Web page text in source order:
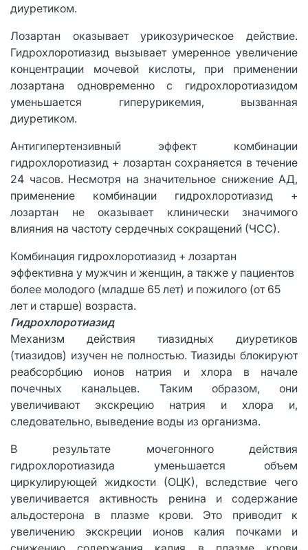
диуретиком.
Лозартан оказывает урикозурическое действие.
Гидрохлоротиазид вызывает умеренное увеличение
концентрации мочевой кислоты, при применении
лозартана одновременно с гидрохлоротиазидом
уменьшается гиперурикемия, вызванная
диуретиком.
Антигипертензивный эффект комбинации
гидрохлоротиазид + лозартан сохраняется в течение
24 часов. Несмотря на значительное снижение АД,
применение комбинации гидрохлоротиазид +
лозартан не оказывает клинически значимого
влияния на частоту сердечных сокращений (ЧСС).
Комбинация гидрохлоротиазид + лозартан
эффективна у мужчин и женщин, а также у пациентов
более молодого (младше 65 лет) и пожилого (от 65
лет и старше) возраста.
Гидрохлоротиазид
Механизм действия тиазидных диуретиков
(тиазидов) изучен не полностью. Тиазиды блокируют
реабсорбцию ионов натрия и хлора в начале
почечных канальцев. Таким образом, они
увеличивают экскрецию натрия и хлора и,
следовательно, выведение воды из организма.
В результате мочегонного действия
гидрохлоротиазида уменьшается объем
циркулирующей жидкости (ОЦК), вследствие чего
увеличивается активность ренина и содержание
альдостерона в плазме крови. Это приводит к
увеличению экскреции ионов калия почками и